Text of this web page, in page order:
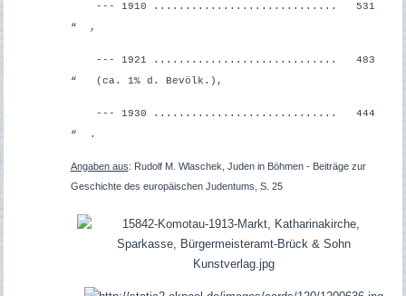
--- 1910 ............................. 531
“ ,
--- 1921 ............................. 483
“ (ca. 1% d. Bevölk.),
--- 1930 ............................. 444
“ .
Angaben aus: Rudolf M. Wlaschek, Juden in Böhmen - Beiträge zur
Geschichte des europäischen Judentums, S. 25